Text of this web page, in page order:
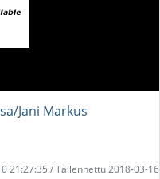
Jani Markus
21:27:35 / Tallennettu 2018-03-16